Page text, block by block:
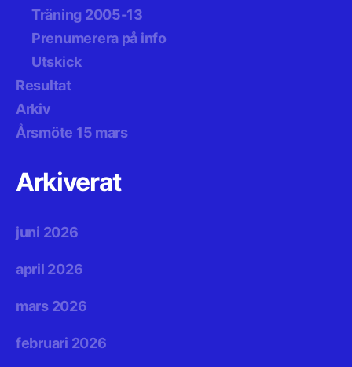
Träning 2005-13
Prenumerera på info
Utskick
Resultat
Arkiv
Årsmöte 15 mars
Arkiverat
juni 2026
april 2026
mars 2026
februari 2026